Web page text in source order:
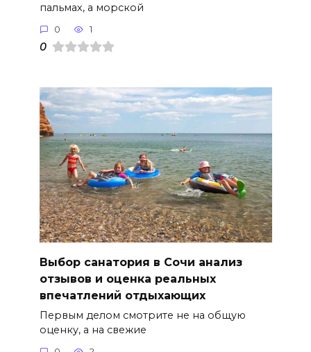
пальмах, а морской
0 1
0
Выбор санатория в Сочи анализ
отзывов и оценка реальных
впечатлений отдыхающих
Первым делом смотрите не на общую
оценку, а на свежие